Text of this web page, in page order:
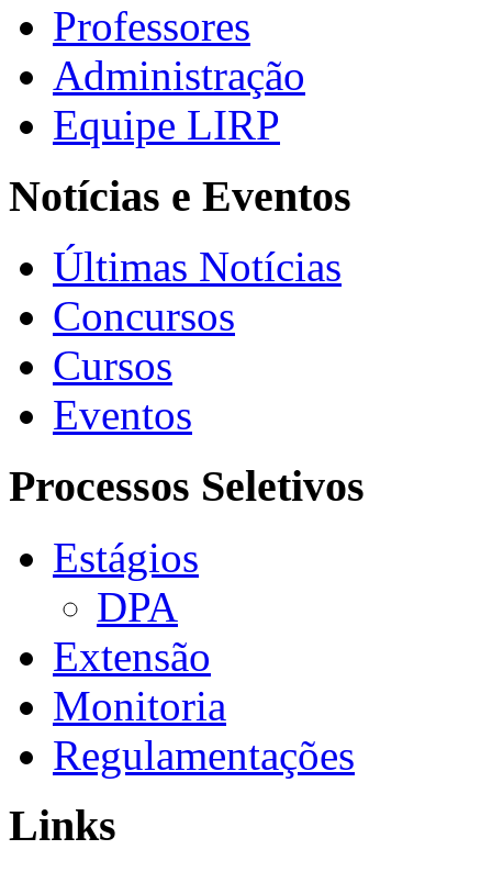
Professores
Administração
Equipe LIRP
Notícias e Eventos
Últimas Notícias
Concursos
Cursos
Eventos
Processos Seletivos
Estágios
DPA
Extensão
Monitoria
Regulamentações
Links